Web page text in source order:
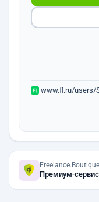
www.fl.ru/users/
Freelance.Boutique
Премиум-